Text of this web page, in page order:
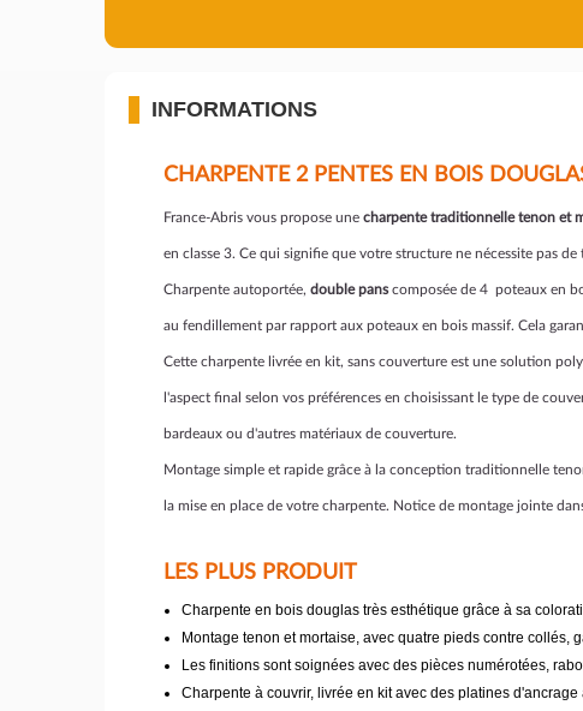
INFORMATIONS
CHARPENTE 2 PENTES EN BOIS
France-Abris vous propose une charpente traditionnelle tenon et
en classe 3. Ce qui signifie que votre structure ne nécessite pas
Charpente autoportée, double panscomposée de 4 poteaux en
au fendillement par rapport aux poteaux en bois massif. Cela
Cette charpente livrée en kit, sans couverture est une solution
l'aspect final selon vos préférences en choisissant le type de
bardeaux ou d'autres matériaux de couverture.
Montage simple et rapide grâce à la conception traditionnelle
la mise en place de votre charpente. Notice de montage jointe
LES PLUS PRODUIT
Charpente en bois douglas très esthétique grâce à sa
Montage tenon et mortaise, avec quatre pieds contre collés,
Les finitions sont soignées avec des pièces numérotées,
Charpente à couvrir, livrée en kit avec des platines